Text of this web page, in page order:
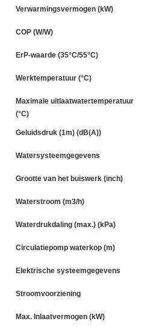
Verwarmingsvermogen (kW)
COP (W/W)
ErP-waarde (35°C/55°C)
Werktemperatuur (°C)
Maximale uitlaatwatertemperatuur
(°C)
Geluidsdruk (1m) (dB(A))
Watersysteemgegevens
Grootte van het buiswerk (inch)
Waterstroom (m3/h)
Waterdrukdaling (max.) (kPa)
Circulatiepomp waterkop (m)
Elektrische systeemgegevens
Stroomvoorziening
Max. Inlaatvermogen (kW)